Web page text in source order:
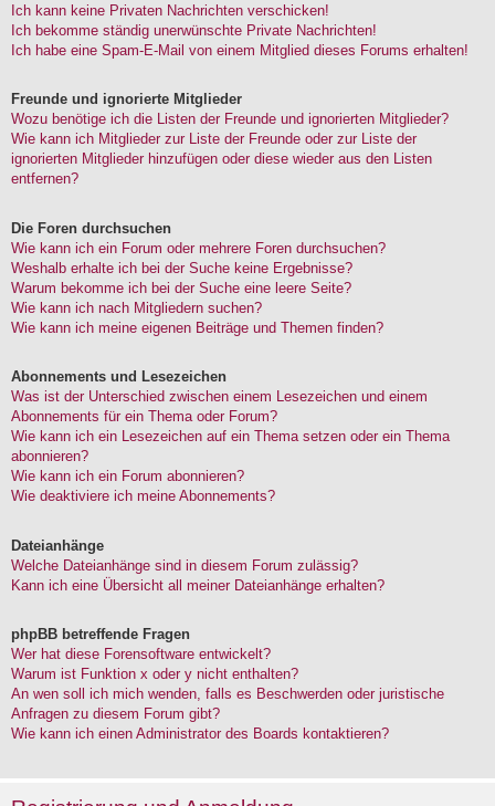
Ich kann keine Privaten Nachrichten verschicken!
Ich bekomme ständig unerwünschte Private Nachrichten!
Ich habe eine Spam-E-Mail von einem Mitglied dieses Forums erhalten!
Freunde und ignorierte Mitglieder
Wozu benötige ich die Listen der Freunde und ignorierten Mitglieder?
Wie kann ich Mitglieder zur Liste der Freunde oder zur Liste der
ignorierten Mitglieder hinzufügen oder diese wieder aus den Listen
entfernen?
Die Foren durchsuchen
Wie kann ich ein Forum oder mehrere Foren durchsuchen?
Weshalb erhalte ich bei der Suche keine Ergebnisse?
Warum bekomme ich bei der Suche eine leere Seite?
Wie kann ich nach Mitgliedern suchen?
Wie kann ich meine eigenen Beiträge und Themen finden?
Abonnements und Lesezeichen
Was ist der Unterschied zwischen einem Lesezeichen und einem
Abonnements für ein Thema oder Forum?
Wie kann ich ein Lesezeichen auf ein Thema setzen oder ein Thema
abonnieren?
Wie kann ich ein Forum abonnieren?
Wie deaktiviere ich meine Abonnements?
Dateianhänge
Welche Dateianhänge sind in diesem Forum zulässig?
Kann ich eine Übersicht all meiner Dateianhänge erhalten?
phpBB betreffende Fragen
Wer hat diese Forensoftware entwickelt?
Warum ist Funktion x oder y nicht enthalten?
An wen soll ich mich wenden, falls es Beschwerden oder juristische
Anfragen zu diesem Forum gibt?
Wie kann ich einen Administrator des Boards kontaktieren?